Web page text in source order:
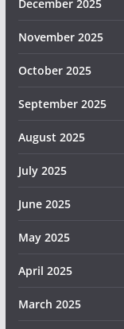
December 2025
November 2025
October 2025
September 2025
August 2025
July 2025
June 2025
May 2025
April 2025
March 2025